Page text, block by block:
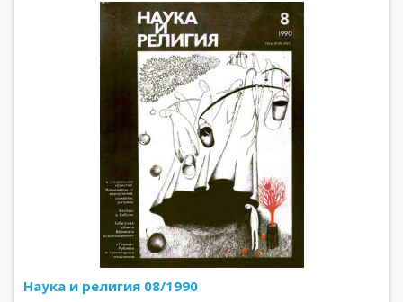
Наука и религия 08/1990